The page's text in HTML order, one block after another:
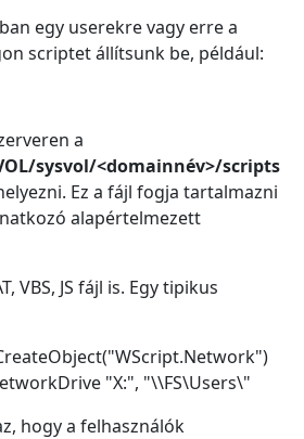
egy userekre vagy erre a
scriptet állítsunk be, például:
a
sysvol/<domainnév>/scripts
Ez a fájl fogja tartalmazni
alapértelmezett
VBS, JS fájl is. Egy tipikus
"X:", "\\FS\Users\"
hogy a felhasználók